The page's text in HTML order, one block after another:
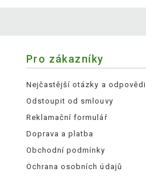
Pro zákazníky
Nejčastější otázky a odpovědi
Odstoupit od smlouvy
Reklamační formulář
Doprava a platba
Obchodní podmínky
Ochrana osobních údajů